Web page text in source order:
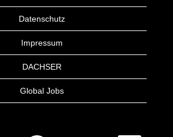
Datenschutz
Impressum
DACHSER
Global Jobs